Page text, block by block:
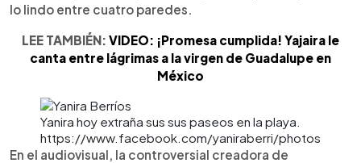
lo lindo entre cuatro paredes.
LEE TAMBIÉN: VIDEO: ¡Promesa cumplida! Yajaira le
canta entre lágrimas a la virgen de Guadalupe en
México
Yanira hoy extraña sus sus paseos en la playa.
https://www.facebook.com/yaniraberri/photos
En el audiovisual, la controversial creadora de